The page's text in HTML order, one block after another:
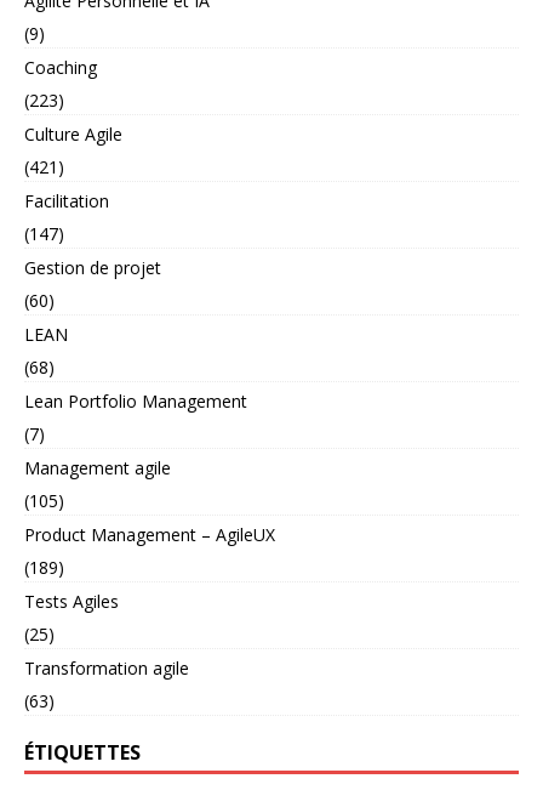
(9)
Coaching
(223)
Culture Agile
(421)
Facilitation
(147)
Gestion de projet
(60)
LEAN
(68)
Lean Portfolio Management
(7)
Management agile
(105)
Product Management – AgileUX
(189)
Tests Agiles
(25)
Transformation agile
(63)
ÉTIQUETTES